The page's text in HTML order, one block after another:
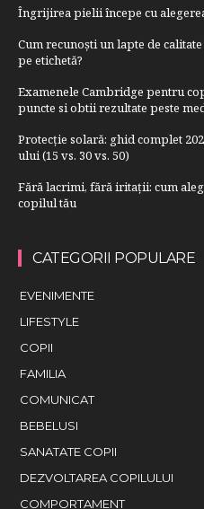
Îngrijirea pielii începe cu
Cum recunoști un lapte de
pe etichetă?
Examenele Cambridge pentru
puncte si obtii rezultate peste
Protecție solară: ghid complet
ului (15 vs. 30 vs. 50)
Fără lacrimi, fără iritații: cum
copilul tău
CATEGORII POPULARE
EVENIMENTE
LIFESTYLE
COPII
FAMILIA
COMUNICAT
BEBELUSI
SANATATE COPII
DEZVOLTAREA COPILULUI
COMPORTAMENT